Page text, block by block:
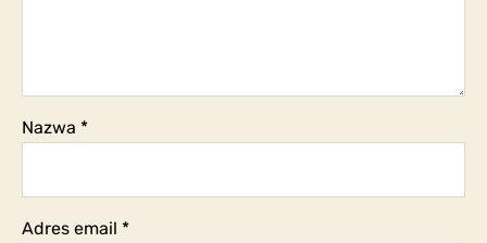
Nazwa *
Adres email *